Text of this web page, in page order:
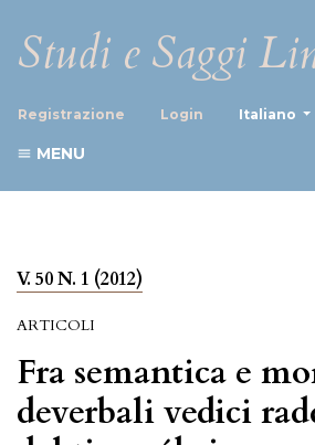
Studi e Saggi
Registrazione Login Italiano
MENU
V. 50 N. 1 (2012)
ARTICOLI
Fra semantica e
deverbali vedici